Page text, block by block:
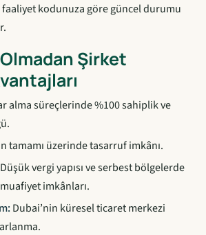
kodunuza göre güncel durumu
Şirket
alma süreçlerinde %100 sahiplik ve
tamamı üzerinde tasarruf imkânı.
Düşük vergi yapısı ve serbest bölgelerde
imkânları.
Dubai’nin küresel ticaret merkezi